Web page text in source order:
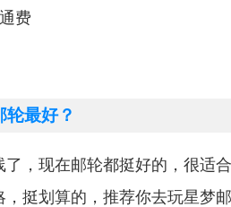
费
轮最好？
，现在邮轮都挺好的，很适
挺划算的，推荐你去玩星梦